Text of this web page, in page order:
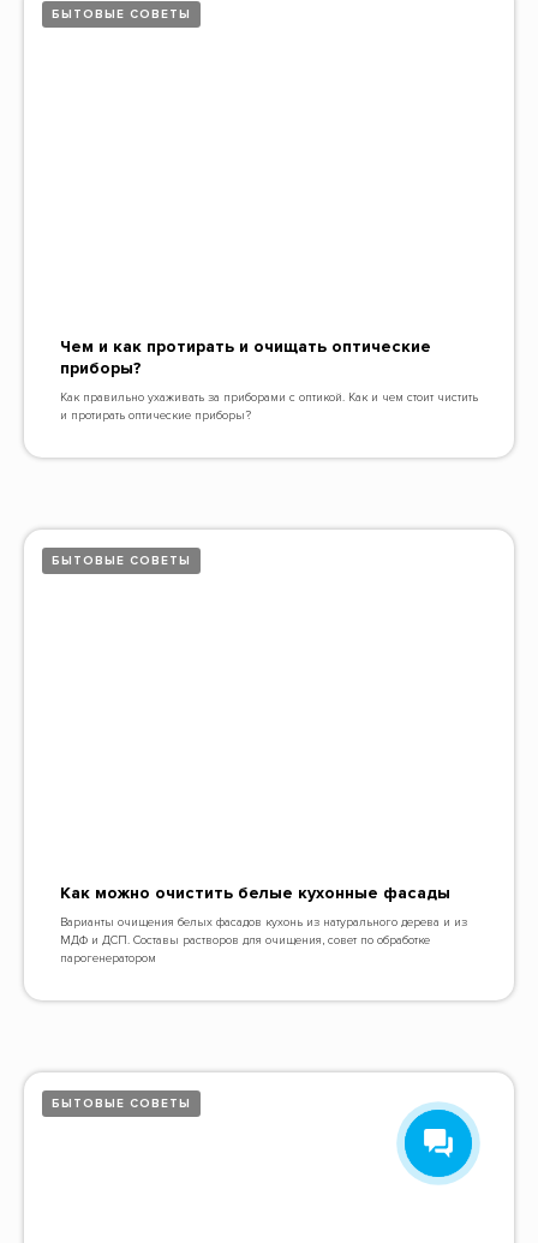
БЫТОВЫЕ СОВЕТЫ
Чем и как протирать и очищать оптические
приборы?
Как правильно ухаживать за приборами с оптикой. Как и чем стоит чистить
и протирать оптические приборы?
БЫТОВЫЕ СОВЕТЫ
Как можно очистить белые кухонные фасады
Варианты очищения белых фасадов кухонь из натурального дерева и из
МДФ и ДСП. Составы растворов для очищения, совет по обработке
парогенератором
БЫТОВЫЕ СОВЕТЫ